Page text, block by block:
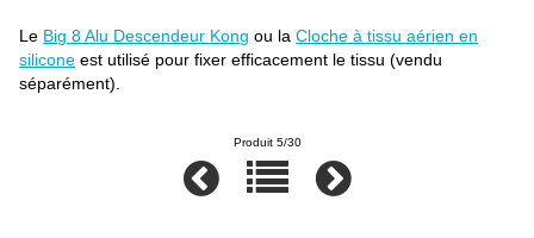
Le Big 8 Alu Descendeur Kong ou laCloche à tissu aérien en
silicone est utilisé pour fixer efficacement le tissu (vendu
séparément).
Produit 5/30